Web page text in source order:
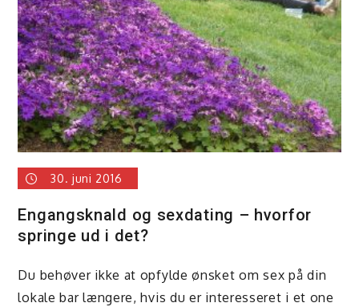
finde
på
nettet
30. juni 2016
Engangsknald og sexdating – hvorfor
springe ud i det?
Du behøver ikke at opfylde ønsket om sex på din
lokale bar længere, hvis du er interesseret i et one